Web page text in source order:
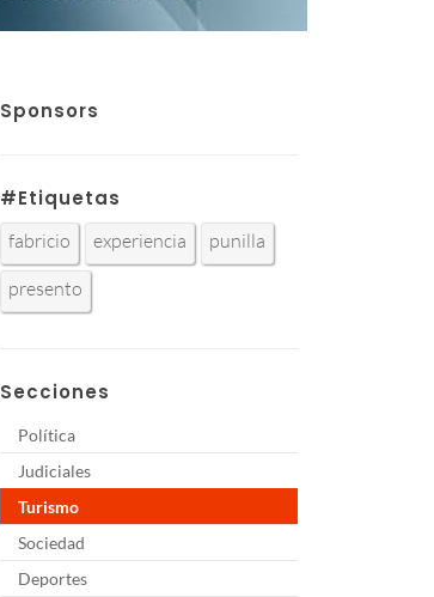
Sponsors
#Etiquetas
fabricio experiencia
punilla
presento
Secciones
Política
Judiciales
Turismo
Sociedad
Deportes